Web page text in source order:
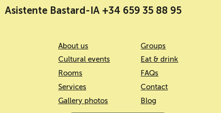
Asistente Bastard-IA +34 659 35 88 95
About us
Cultural events
Rooms
Services
Gallery photos
Groups
Eat & drink
FAQs
Contact
Blog